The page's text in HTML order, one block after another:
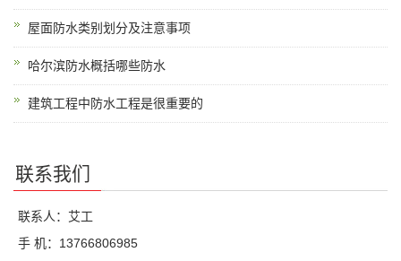
屋面防水类别划分及注意事项
哈尔滨防水概括哪些防水
建筑工程中防水工程是很重要的
联系我们
联系人：艾工
手 机：13766806985